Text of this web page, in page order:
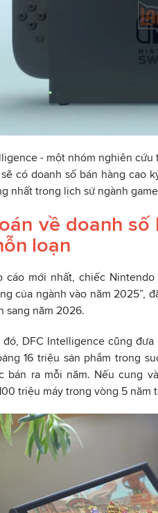
- một nhóm nghiên
có doanh số bán hàng cao
nhất trong lịch sử ngành
về doanh
loạn
cáo mới nhất, chiếc
của ngành vào năm 2025”,
sang năm 2026.
DFC Intelligence cũng
16 triệu sản phẩm trong
bán ra mỗi năm. Nếu cung
triệu máy trong vòng 5 năm